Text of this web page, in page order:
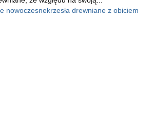
nowoczesnekrzesła drewniane z obiciem